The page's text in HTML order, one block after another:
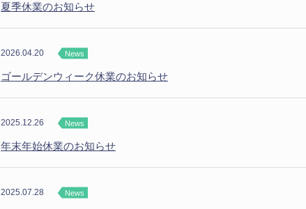
夏季休業のお知らせ
2026.04.20 News
ゴールデンウィーク休業のお知らせ
2025.12.26 News
年末年始休業のお知らせ
2025.07.28 News